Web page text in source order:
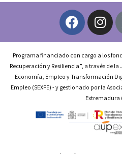
Programa financiado con cargo a los
Recuperación y Resiliencia”, a través de
Economía, Empleo y Transformación
Empleo (SEXPE) - y gestionado por la
Extremadura